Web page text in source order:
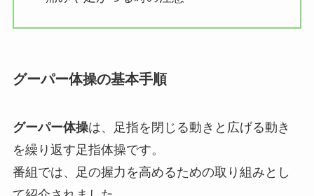
グーパー体操の基本手順
グーパー体操は、足指を閉じる動きと広げる動き
を繰り返す足指体操です。
番組では、足の握力を高めるための取り組みとし